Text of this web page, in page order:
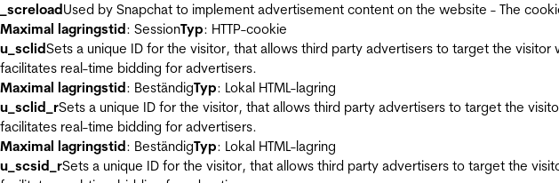
_screloadUsed by Snapchat to implement advertisement content on the website - The
Maximal lagringstid: SessionTyp: HTTP-cookie
u_sclidSets a unique ID for the visitor, that allows third party advertisers to target the
facilitates real-time bidding for advertisers.
Maximal lagringstid: BeständigTyp: Lokal HTML-lagring
u_sclid_rSets a unique ID for the visitor, that allows third party advertisers to target the
facilitates real-time bidding for advertisers.
Maximal lagringstid: BeständigTyp: Lokal HTML-lagring
u_scsid_rSets a unique ID for the visitor, that allows third party advertisers to target the